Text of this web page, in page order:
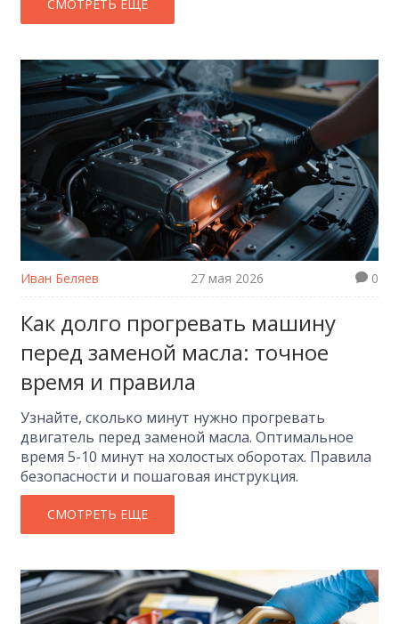
СМОТРЕТЬ ЕЩЕ
Иван Беляев 27 мая 2026 0
Как долго прогревать машину
перед заменой масла: точное
время и правила
Узнайте, сколько минут нужно прогревать
двигатель перед заменой масла. Оптимальное
время 5-10 минут на холостых оборотах. Правила
безопасности и пошаговая инструкция.
СМОТРЕТЬ ЕЩЕ